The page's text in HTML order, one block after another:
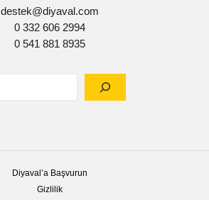
destek@diyaval.com
0 332 606 2994
0 541 881 8935
Diyaval’a Başvurun
Gizlilik